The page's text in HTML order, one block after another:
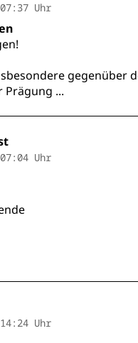
Uhr
gegenüber
Prägung ...
Uhr
Uhr